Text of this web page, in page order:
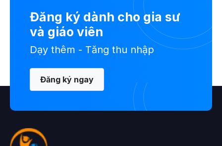
Đăng ký dành cho gia sư
và giáo viên
Dạy thêm - Tăng thu nhập
Đăng ký ngay